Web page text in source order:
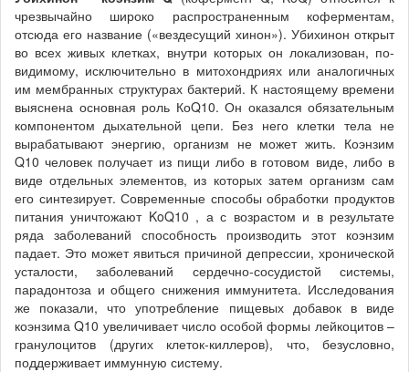
чрезвычайно широко распространенным коферментам,
отсюда его название («вездесущий хинон»). Убихинон открыт
во всех живых клетках, внутри которых он локализован, по-
видимому, исключительно в митохондриях или аналогичных
им мембранных структурах бактерий. К настоящему времени
выяснена основная роль КоQ10. Он оказался обязательным
компонентом дыхательной цепи. Без него клетки тела не
вырабатывают энергию, организм не может жить. Коэнзим
Q10 человек получает из пищи либо в готовом виде, либо в
виде отдельных элементов, из которых затем организм сам
его синтезирует. Современные способы обработки продуктов
питания уничтожают KoQ10 , а с возрастом и в результате
ряда заболеваний способность производить этот коэнзим
падает. Это может явиться причиной депрессии, хронической
усталости, заболеваний сердечно-сосудистой системы,
парадонтоза и общего снижения иммунитета. Исследования
же показали, что употребление пищевых добавок в виде
коэнзима Q10 увеличивает число особой формы лейкоцитов –
гранулоцитов (других клеток-киллеров), что, безусловно,
поддерживает иммунную систему.